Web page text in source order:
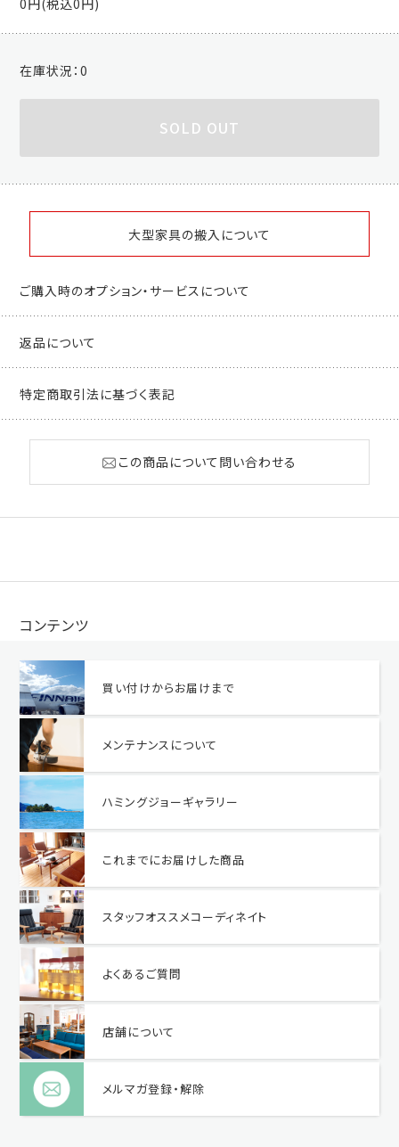
在庫状況：0
SOLD OUT
大型家具の搬入について
ご購入時のオプション・サービスについて
返品について
特定商取引法に基づく表記
この商品について問い合わせる
コンテンツ
買い付けからお届けまで
メンテナンスについて
ハミングジョーギャラリー
これまでにお届けした商品
スタッフオススメコーディネイト
よくあるご質問
店舗について
メルマガ登録・解除